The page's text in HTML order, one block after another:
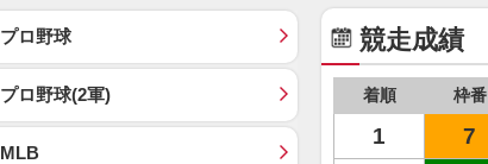
競走成績
着順 枠番
1 7
プロ野球
プロ野球(2軍)
MLB